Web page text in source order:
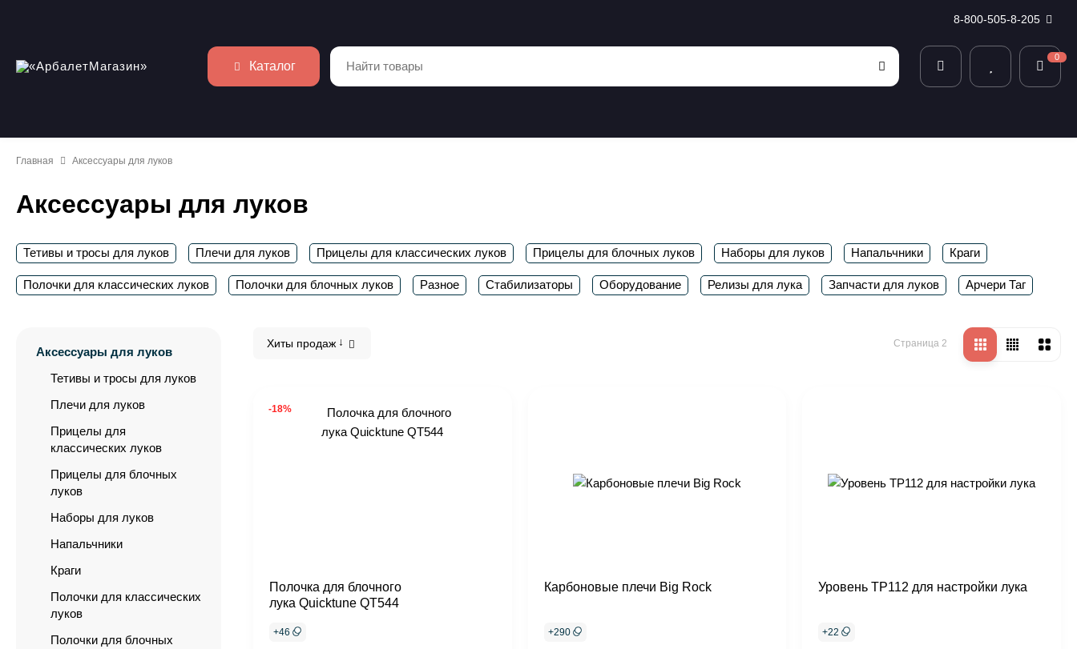
8-800-505-8-205
Каталог
0
Главная Аксессуары для луков
Аксессуары для луков
Тетивы и тросы для луков Плечи для луков Прицелы для классических луков Прицелы для блочных луков Наборы для луков Напальчники Краги
Полочки для классических луков Полочки для блочных луков Разное Стабилизаторы Оборудование Релизы для лука Запчасти для луков Арчери Таг
Хиты продаж Страница 2
-18%
Полочка для блочного
лука Quicktune QT544
+46
Карбоновые плечи Big Rock
+290
Уровень TP112 для настройки лука
+22
Аксессуары для луков
Тетивы и тросы для луков
Плечи для луков
Прицелы для
классических луков
Прицелы для блочных
луков
Наборы для луков
Напальчники
Краги
Полочки для классических
луков
Полочки для блочных